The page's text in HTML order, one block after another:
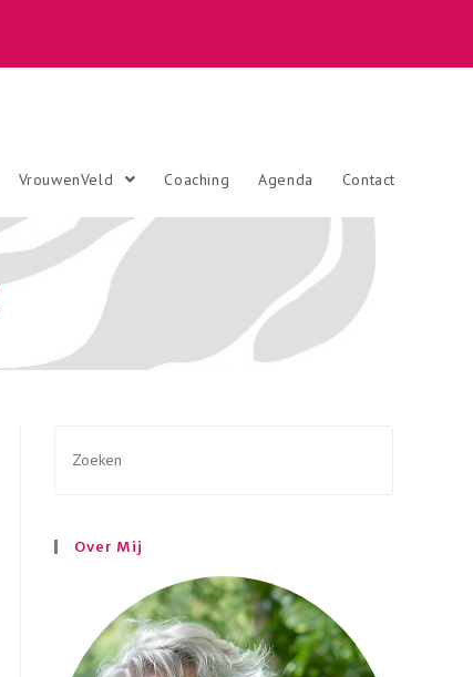
VrouwenVeld Coaching Agenda Contact
Over Mij